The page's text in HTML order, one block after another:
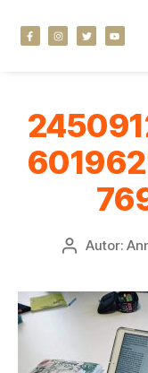
Autor: